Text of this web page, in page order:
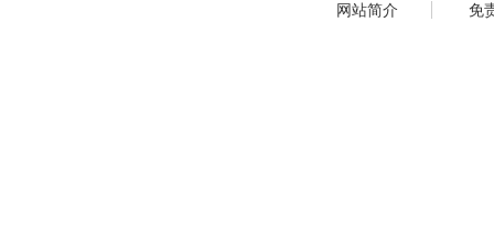
网站简介 免